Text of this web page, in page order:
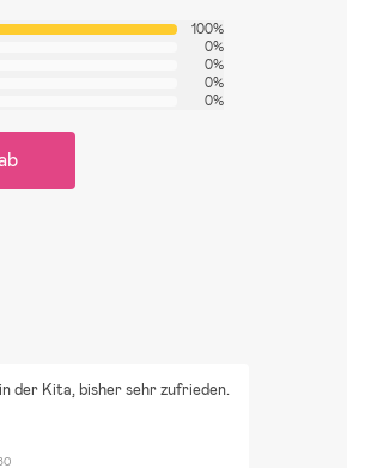
100%
0%
0%
0%
0%
der Kita, bisher sehr zufrieden.